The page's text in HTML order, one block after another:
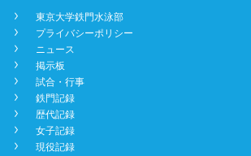
NEWS
BBS
CONTACT
󿾡 東京大学鉄門水泳部
󿾡 プライバシーポリシー
󿾡 ニュース
󿾡 掲示板
󿾡 試合・行事
󿾡 鉄門記録
󿾡 歴代記録
󿾡 女子記録
󿾡 現役記録